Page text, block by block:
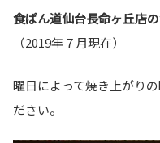
食ぱん道仙台長命ヶ丘店
（2019年７月現在）
曜日によって焼き上がり
ださい。